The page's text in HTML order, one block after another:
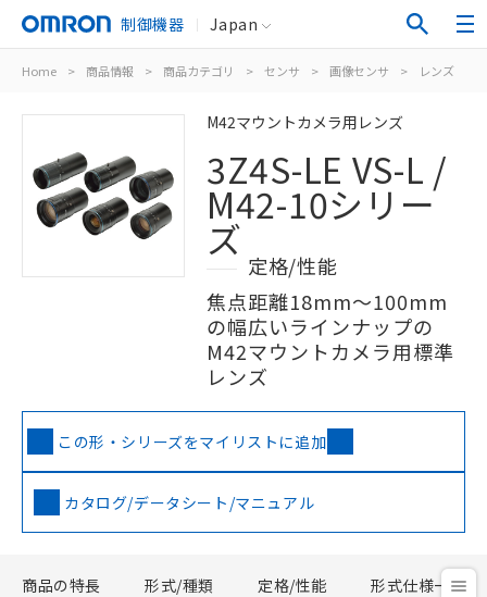
制御機器 Japan
Home > 商品情報 > 商品カテゴリ > センサ > 画像センサ > レンズ
M42マウントカメラ用レンズ
3Z4S-LE VS-L /
M42-10シリー
ズ
定格/性能
焦点距離18mm～100mm
の幅広いラインナップの
M42マウントカメラ用標準
レンズ
この形・シリーズをマイリストに追加
カタログ/データシート/マニュアル
商品の特長 形式/種類 定格/性能 形式仕様一覧